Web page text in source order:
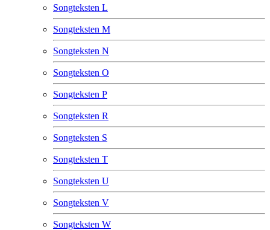
Songteksten L
Songteksten M
Songteksten N
Songteksten O
Songteksten P
Songteksten R
Songteksten S
Songteksten T
Songteksten U
Songteksten V
Songteksten W